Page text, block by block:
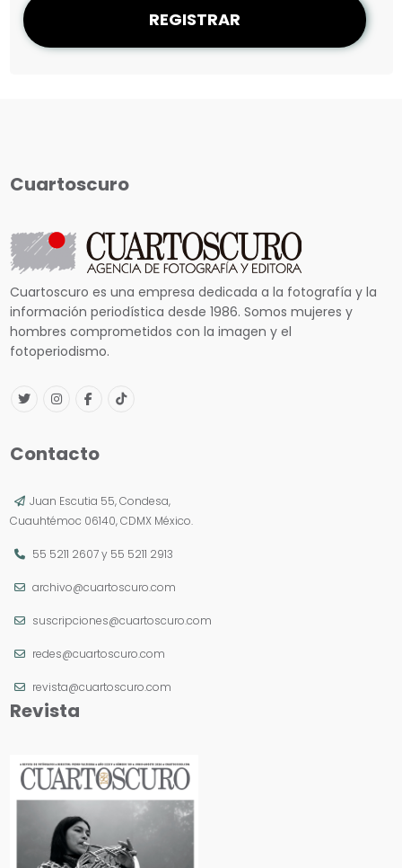
REGISTRAR
Cuartoscuro
Cuartoscuro es una empresa dedicada a la fotografía y la
información periodística desde 1986. Somos mujeres y
hombres comprometidos con la imagen y el
fotoperiodismo.
Contacto
Juan Escutia 55, Condesa,
Cuauhtémoc 06140, CDMX México.
55 5211 2607y 55 5211 2913
archivo@cuartoscuro.com
suscripciones@cuartoscuro.com
redes@cuartoscuro.com
revista@cuartoscuro.com
Revista